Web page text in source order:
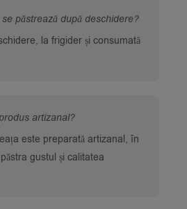
păstrează după deschidere?
la frigider și consumată
artizanal?
este preparată artizanal, în
gustul și calitatea